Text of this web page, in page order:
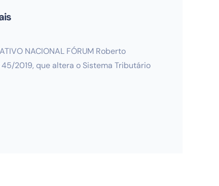
NACIONAL FÓRUM Roberto
2019, que altera o Sistema Tributário